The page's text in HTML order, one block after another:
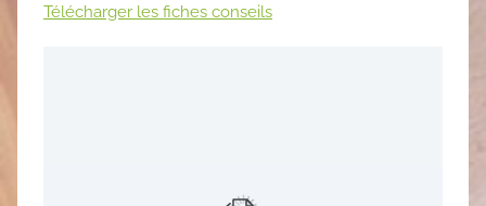
Télécharger les fiches conseils